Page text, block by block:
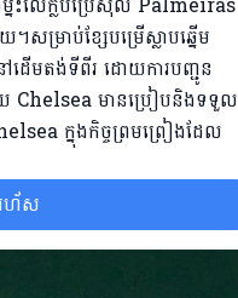
ាប់ខ្សែបម្រើស្លាបឆ្នើម
ើមតង់ទីពីរ ដោយការបញ្ជូន
Chelsea មានប្រៀបនិងទទួល
ក្នុងកិច្ចព្រមព្រៀងដែល
ហ័ស